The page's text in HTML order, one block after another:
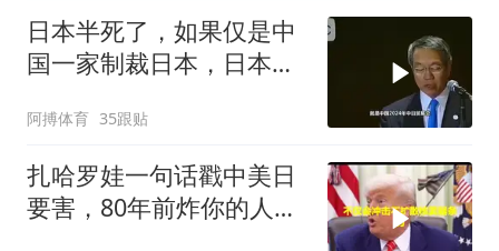
日本半死了，如果仅是中
国一家制裁日本，日本可
阿搏体育 35跟贴
扎哈罗娃一句话戳中美日
要害，80年前炸你的人，